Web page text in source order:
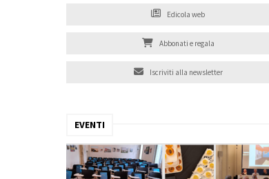
Edicola web
Abbonati e regala
Iscriviti alla newsletter
EVENTI